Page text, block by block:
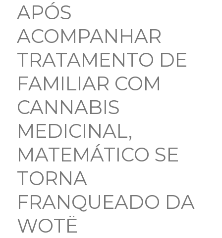
APÓS
ACOMPANHAR
TRATAMENTO DE
FAMILIAR COM
CANNABIS
MEDICINAL,
MATEMÁTICO SE
TORNA
FRANQUEADO DA
WOTË